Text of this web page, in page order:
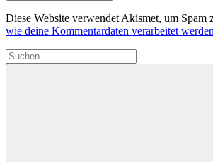
Diese Website verwendet Akismet, um Spam
wie deine Kommentardaten verarbeitet
Suchen
nach: